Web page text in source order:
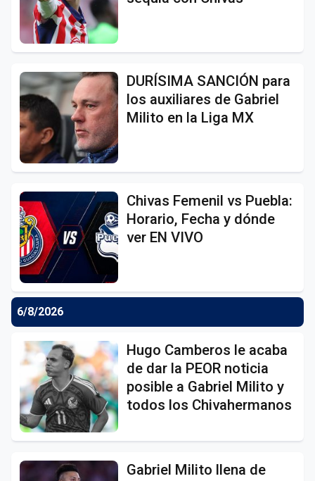
DURÍSIMA SANCIÓN para
los auxiliares de Gabriel
Milito en la Liga MX
Chivas Femenil vs Puebla:
Horario, Fecha y dónde
ver EN VIVO
6/8/2026
Hugo Camberos le acaba
de dar la PEOR noticia
posible a Gabriel Milito y
todos los Chivahermanos
Gabriel Milito llena de